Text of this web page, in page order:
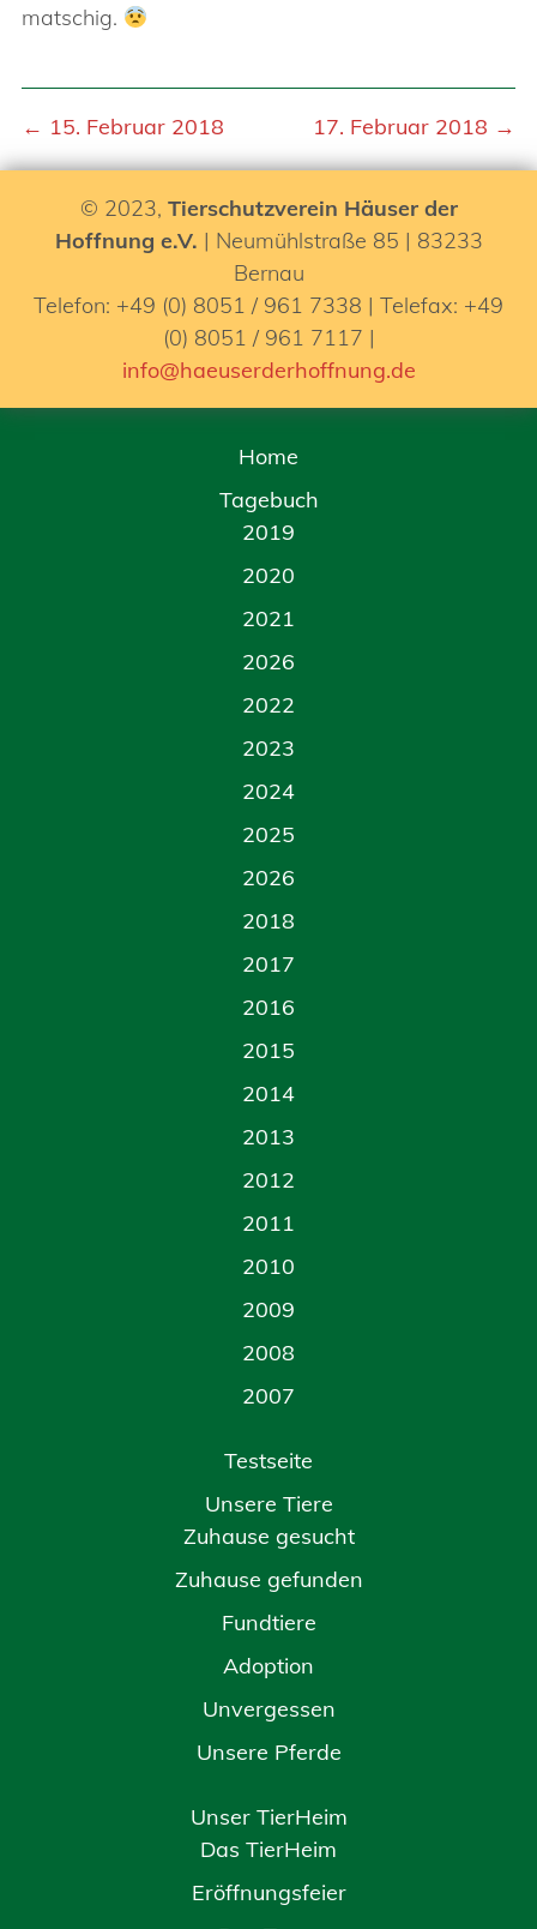
matschig.
← 15. Februar 2018 17. Februar 2018 →
© 2023, Tierschutzverein Häuser der
Hoffnung e.V. | Neumühlstraße 85 | 83233
Bernau
Telefon: +49 (0) 8051 / 961 7338 | Telefax: +49
(0) 8051 / 961 7117 |
info@haeuserderhoffnung.de
Home
Tagebuch
2019
2020
2021
2026
2022
2023
2024
2025
2026
2018
2017
2016
2015
2014
2013
2012
2011
2010
2009
2008
2007
Testseite
Unsere Tiere
Zuhause gesucht
Zuhause gefunden
Fundtiere
Adoption
Unvergessen
Unsere Pferde
Unser TierHeim
Das TierHeim
Eröffnungsfeier